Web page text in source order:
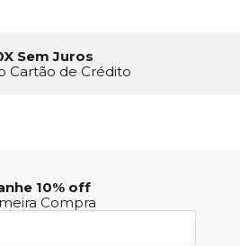
Sem Juros
Cartão de Crédito
10% off
Compra